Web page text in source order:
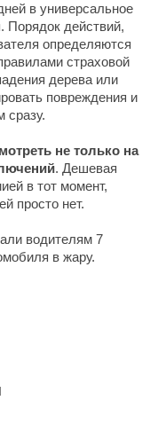
в универсальное
Порядок действий,
определяются
страховой
дерева или
повреждения и
сразу.
не только на
. Дешевая
в тот момент,
просто нет.
водителям 7
в жару.